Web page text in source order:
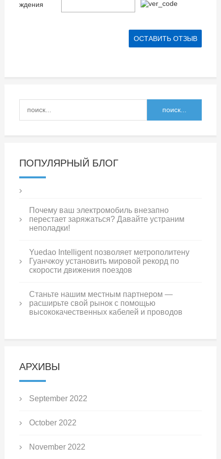
ждения
ПОПУЛЯРНЫЙ БЛОГ
Почему ваш электромобиль внезапно
перестает заряжаться? Давайте устраним
неполадки!
Yuedao Intelligent позволяет метрополитену
Гуанчжоу установить мировой рекорд по
скорости движения поездов
Станьте нашим местным партнером —
расширьте свой рынок с помощью
высококачественных кабелей и проводов
АРХИВЫ
September 2022
October 2022
November 2022